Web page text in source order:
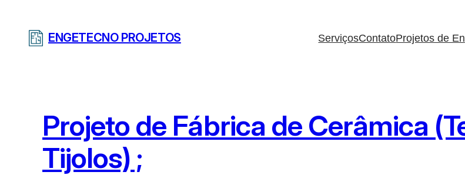
ENGETECNO PROJETOS ServiçosContatoProjetos de
Projeto de Fábrica de Cerâmica
Tijolos) ;